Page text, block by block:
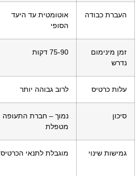
העברת כבודה
אוטומטית עד היעד
הסופי
זמן מינימום
נדרש
75-90 דקות
עלות כרטיס לרוב גבוהה יותר
סיכון
נמוך – חברת התעופה
מטפלת
גמישות שינוי מוגבלת לתנאי הכרטיס